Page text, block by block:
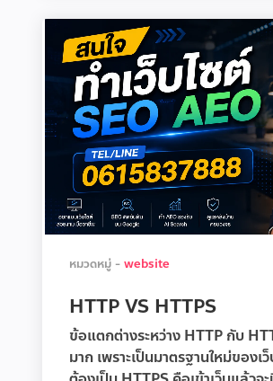
หมวดหมู่ - website
HTTP VS HTTPS
ข้อแตกต่างระหว่าง HTTP กับ
มาก เพราะเป็นมาตรฐานใหม่ของเ